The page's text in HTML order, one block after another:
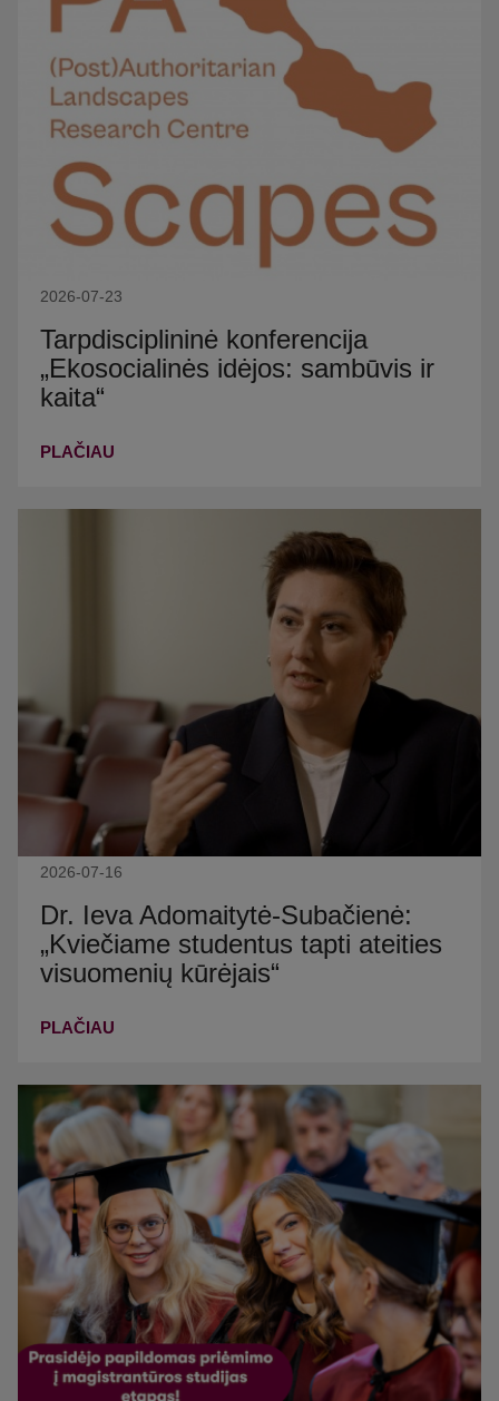
2026-07-23
Tarpdisciplininė konferencija
„Ekosocialinės idėjos: sambūvis ir
kaita“
PLAČIAU
2026-07-16
Dr. Ieva Adomaitytė-Subačienė:
„Kviečiame studentus tapti ateities
visuomenių kūrėjais“
PLAČIAU